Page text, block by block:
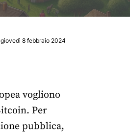
giovedì 8 febbraio 2024
vogliono
Per
pubblica,